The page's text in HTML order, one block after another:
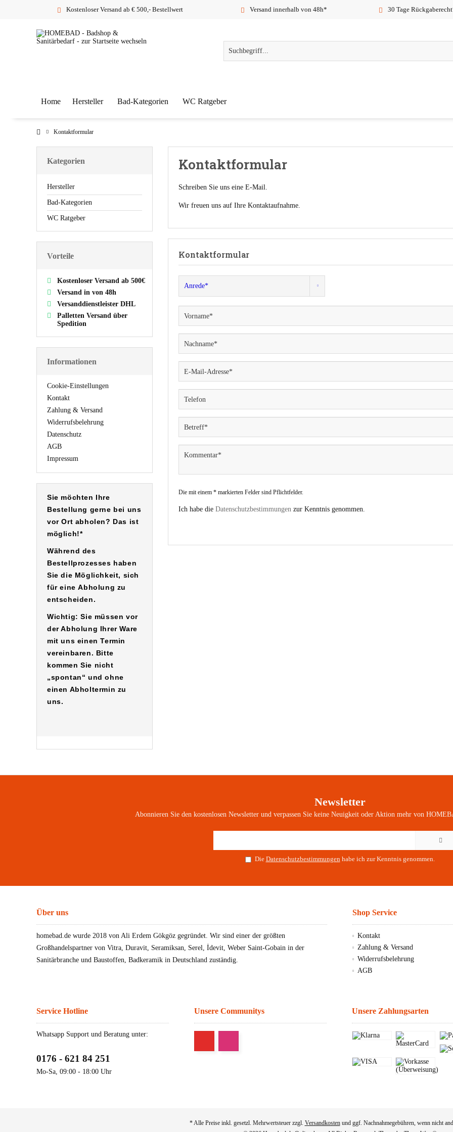
Kostenloser Versand ab € 500,- Bestellwert Versand innerhalb von 48h* 30 Tage
Home Hersteller Bad-Kategorien WC Ratgeber
Kontaktformular
Kategorien
Hersteller
Bad-Kategorien
WC Ratgeber
Vorteile
Kostenloser Versand ab 500€
Versand in von 48h
Versanddienstleister DHL
Palletten Versand über
Spedition
Informationen
Cookie-Einstellungen
Kontakt
Zahlung & Versand
Widerrufsbelehrung
Datenschutz
AGB
Impressum
Sie möchten Ihre
Bestellung gerne bei uns
vor Ort abholen? Das ist
möglich!*
Während des
Bestellprozesses haben
Sie die Möglichkeit, sich
für eineAbholung zu
entscheiden.
Wichtig: Sie müssen vor
der Abholung Ihrer Ware
mit uns einen Termin
vereinbaren. Bitte
kommen Sie nicht
„spontan“ und ohne
einen Abholtermin zu
uns.
Kontaktformular
Schreiben Sie uns eine E-Mail.
Wir freuen uns auf Ihre Kontaktaufnahme.
Kontaktformular
Die mit einem * markierten Felder sind Pflichtfelder.
Ich habe die Datenschutzbestimmungen zur Kenntnis genommen.
Newsletter
Abonnieren Sie den kostenlosen Newsletter und verpassen Sie keine Neuigkeit oder Aktion mehr von
Die Datenschutzbestimmungenhabe ich zur Kenntnis genommen.
Über uns
homebad.de wurde 2018 von Ali Erdem Gökgöz gegründet. Wir sind einer der größten
Großhandelspartner von Vitra, Duravit, Seramiksan, Serel, İdevit, Weber Saint-Gobain in der
Sanitärbranche und Baustoffen, Badkeramik in Deutschland zuständig.
Shop Service
Kontakt
Zahlung & Versand
Widerrufsbelehrung
AGB
Service Hotline
Whatsapp Support und Beratung unter:
0176 - 621 84 251
Mo-Sa, 09:00 - 18:00 Uhr
Unsere Communitys Unsere Zahlungsarten
* Alle Preise inkl. gesetzl. Mehrwertsteuer zzgl. Versandkostenund ggf. Nachnahmegebühren, wenn nicht